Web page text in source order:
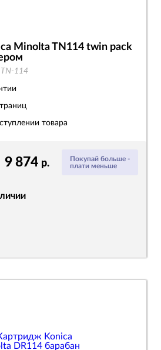
Покупай больше -
плати меньше
9 874 р.
Minolta TN114 twin pack
TN-114
товара